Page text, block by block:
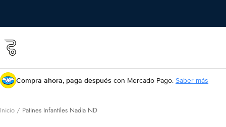
contenido
Roll
Roll
shop Compra ahora, paga después con Mercado Pago. Saber más
Inicio Patines Infantiles Nadia ND